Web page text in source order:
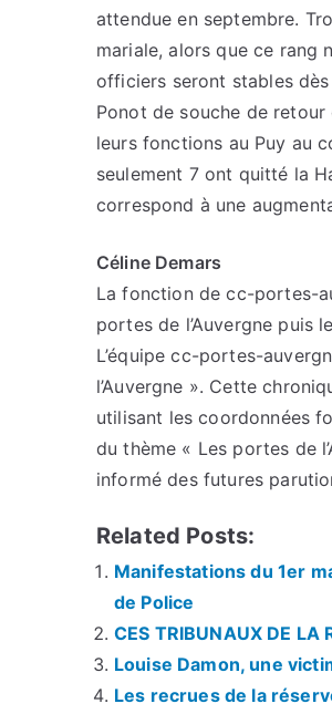
attendue en septembre.
mariale, alors que ce rang
officiers seront stables
Ponot de souche de retour
leurs fonctions au Puy au
seulement 7 ont quitté la
correspond à une
Céline Demars
La fonction de cc-portes-
portes de l’Auvergne puis
L’équipe cc-portes-
l’Auvergne ». Cette
utilisant les coordonnées
du thème « Les portes de
informé des futures
Related Posts:
Manifestations du 1er
de Police
CES TRIBUNAUX DE LA
Louise Damon, une
Les recrues de la